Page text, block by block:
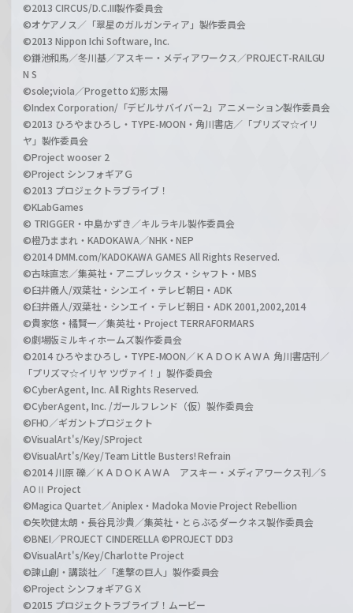
©2013 CIRCUS/D.C.III製作委員会
©オケアノス／「翠星のガルガンティア」製作委員会
©2013 Nippon Ichi Software, Inc.
©鎌池和馬／冬川基／アスキー・メディアワークス／PROJECT-RAILGU
N S
©sole;viola／Progetto 幻影太陽
©Index Corporation/「デビルサバイバー2」アニメーション製作委員会
©2013 ひろやまひろし・TYPE-MOON・角川書店／「プリズマ☆イリ
ヤ」製作委員会
©Project wooser 2
©Project シンフォギアＧ
©2013 プロジェクトラブライブ！
©KLabGames
© TRIGGER・中島かずき／キルラキル製作委員会
©橙乃ままれ・KADOKAWA／NHK・NEP
©2014 DMM.com/KADOKAWA GAMES All Rights Reserved.
©古味直志／集英社・アニプレックス・シャフト・MBS
©臼井儀人/双葉社・シンエイ・テレビ朝日・ADK
©臼井儀人/双葉社・シンエイ・テレビ朝日・ADK 2001,2002,2014
©貴家悠・橘賢一／集英社・Project TERRAFORMARS
©劇場版ミルキィホームズ製作委員会
©2014 ひろやまひろし・TYPE-MOON／ＫＡＤＯＫＡＷＡ 角川書店刊／
「プリズマ☆イリヤ ツヴァイ！」製作委員会
©CyberAgent, Inc. All Rights Reserved.
©CyberAgent, Inc. /ガールフレンド（仮）製作委員会
©FHO／ギガントプロジェクト
©VisualArt's/Key/SProject
©VisualArt's/Key/Team Little Busters! Refrain
©2014 川原 礫／ＫＡＤＯＫＡＷＡ アスキー・メディアワークス刊／S
AOⅡ Project
©Magica Quartet／Aniplex・Madoka Movie Project Rebellion
©矢吹健太朗・長谷見沙貴／集英社・とらぶるダークネス製作委員会
©BNEI／PROJECT CINDERELLA ©PROJECT DD3
©VisualArt's/Key/Charlotte Project
©諫山創・講談社／「進撃の巨人」製作委員会
©Project シンフォギアＧＸ
©2015 プロジェクトラブライブ！ムービー